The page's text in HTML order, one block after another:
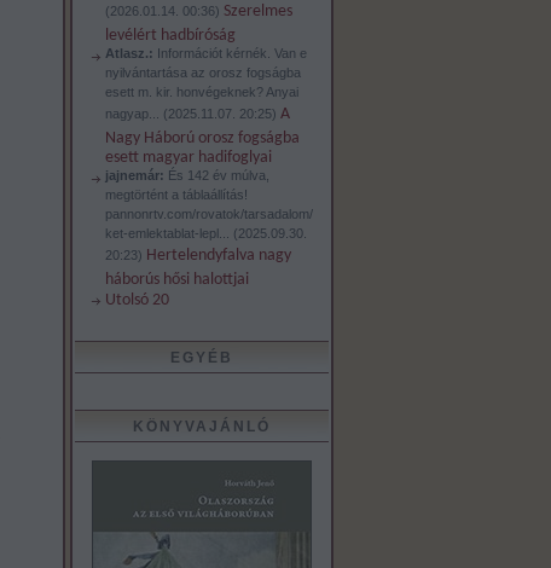
(2026.01.14. 00:36) Szerelmes
levélért hadbíróság
Atlasz.: Információt kérnék. Van e
nyilvántartása az orosz fogságba
esett m. kir. honvégeknek? Anyai
nagyap...
(2025.11.07. 20:25) A
Nagy Háború orosz fogságba
esett magyar hadifoglyai
jajnemár: És 142 év múlva,
megtörtént a táblaállítás!
pannonrtv.com/rovatok/tarsadalom/
ket-emlektablat-lepl...
(2025.09.30.
20:23) Hertelendyfalva nagy
háborús hősi halottjai
Utolsó 20
EGYÉB
KÖNYVAJÁNLÓ